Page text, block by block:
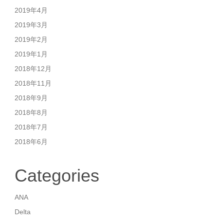
2019年4月
2019年3月
2019年2月
2019年1月
2018年12月
2018年11月
2018年9月
2018年8月
2018年7月
2018年6月
Categories
ANA
Delta